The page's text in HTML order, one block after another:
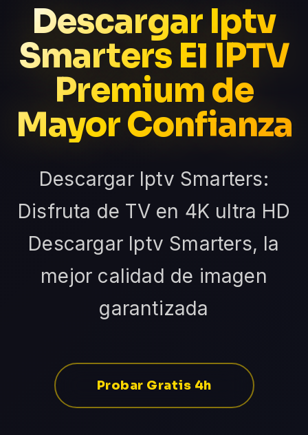
Descargar Iptv
Smarters El IPTV
Premium de
Mayor Confianza
Descargar Iptv Smarters:
Disfruta de TV en 4K ultra HD
Descargar Iptv Smarters, la
mejor calidad de imagen
garantizada
Probar Gratis 4h